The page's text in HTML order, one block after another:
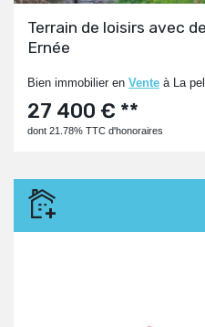
Terrain de loisirs avec
Ernée
Bien immobilier en Vente à La
27 400 € **
dont 21.78% TTC d'honoraires